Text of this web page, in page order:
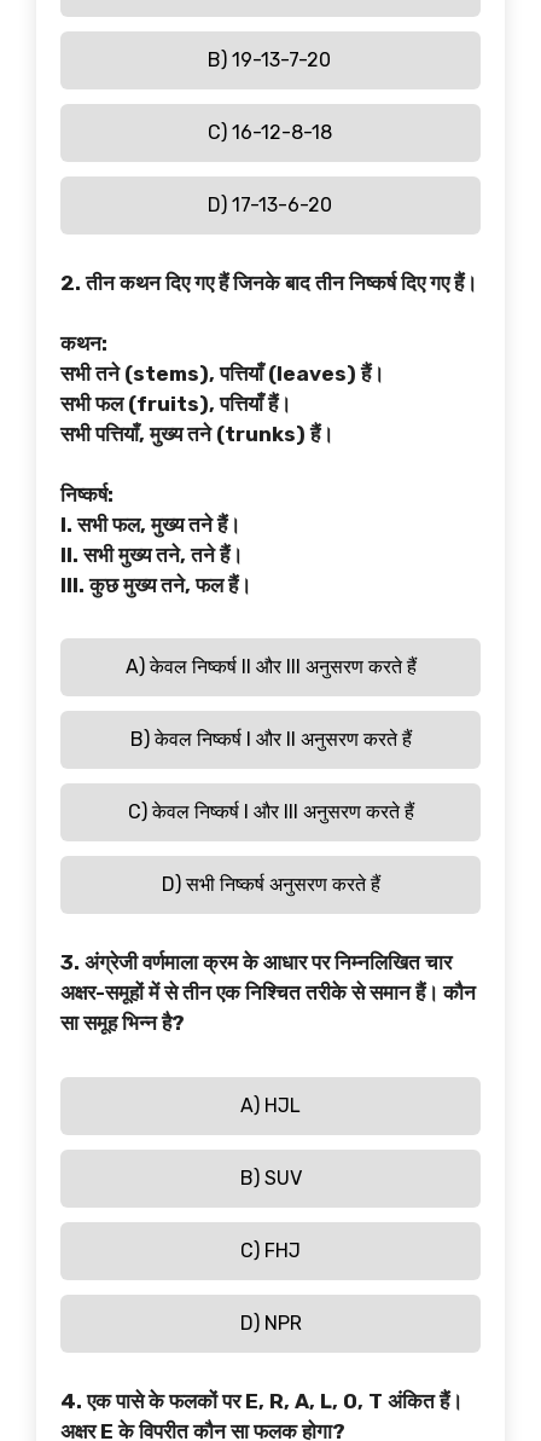
B) 19-13-7-20
C) 16-12-8-18
D) 17-13-6-20
2. तीन कथन दिए गए हैं जिनके बाद तीन निष्कर्ष दिए गए हैं।
कथन:
सभी तने (stems), पत्तियाँ (leaves) हैं।
सभी फल (fruits), पत्तियाँ हैं।
सभी पत्तियाँ, मुख्य तने (trunks) हैं।
निष्कर्ष:
I. सभी फल, मुख्य तने हैं।
II. सभी मुख्य तने, तने हैं।
III. कुछ मुख्य तने, फल हैं।
A) केवल निष्कर्ष II और III अनुसरण करते हैं
B) केवल निष्कर्ष I और II अनुसरण करते हैं
C) केवल निष्कर्ष I और III अनुसरण करते हैं
D) सभी निष्कर्ष अनुसरण करते हैं
3. अंग्रेजी वर्णमाला क्रम के आधार पर निम्नलिखित चार
अक्षर-समूहों में से तीन एक निश्चित तरीके से समान हैं। कौन
सा समूह भिन्न है?
A) HJL
B) SUV
C) FHJ
D) NPR
4. एक पासे के फलकों पर E, R, A, L, O, T अंकित हैं।
अक्षर E के विपरीत कौन सा फलक होगा?